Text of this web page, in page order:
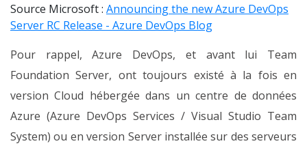
Source Microsoft : Announcing the new Azure DevOps
Server RC Release - Azure DevOps Blog
Pour rappel, Azure DevOps, et avant lui Team
Foundation Server, ont toujours existé à la fois en
version Cloud hébergée dans un centre de données
Azure (Azure DevOps Services / Visual Studio Team
System) ou en version Server installée sur des serveurs